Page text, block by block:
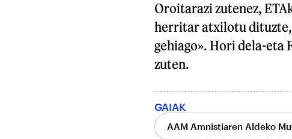
Oroitarazi zutenez,
herritar atxilotu
gehiago». Hori dela-eta
zuten.
GAIAK
AAM Amnistiaren Aldeko